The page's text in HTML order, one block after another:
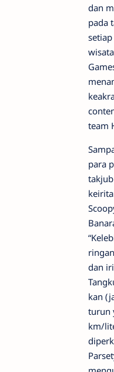
dan
pada
team
para
dan
kan
turun
km/